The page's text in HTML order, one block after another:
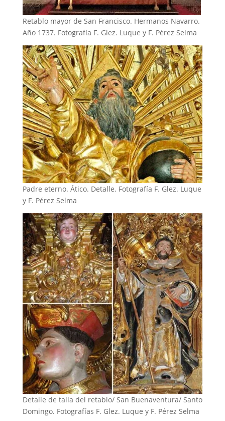
Retablo mayor de San Francisco. Hermanos Navarro.
Año 1737. Fotografía F. Glez. Luque y F. Pérez Selma
Padre eterno. Ático. Detalle. Fotografía F. Glez. Luque
y F. Pérez Selma
Detalle de talla del retablo/ San Buenaventura/ Santo
Domingo. Fotografías F. Glez. Luque y F. Pérez Selma